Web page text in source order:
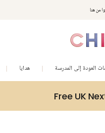
العودة إلى المدرسة هدايا
Free UK